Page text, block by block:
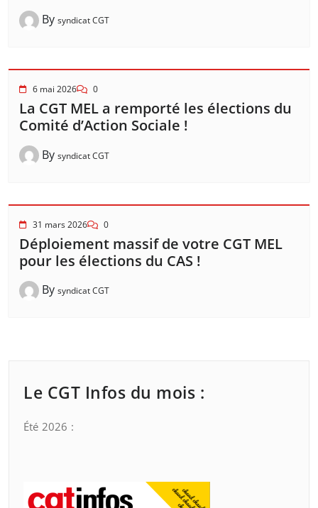
By syndicat CGT
6 mai 2026 0
La CGT MEL a remporté les élections du
Comité d’Action Sociale !
By syndicat CGT
31 mars 2026 0
Déploiement massif de votre CGT MEL
pour les élections du CAS !
By syndicat CGT
Le CGT Infos du mois :
Été 2026 :